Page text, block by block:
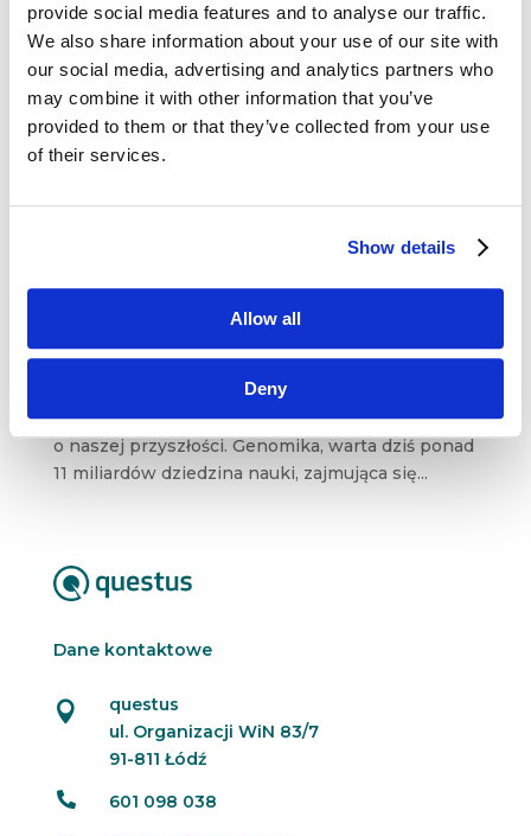
provide social media features and to analyse our traffic.
We also share information about your use of our site with
our social media, advertising and analytics partners who
may combine it with other information that you’ve
provided to them or that they’ve collected from your use
of their services.
Show details
Allow all
Deny
maj 9, 2017|Artykuły,Innowacje
zestaw genów wchodzących w skład
pojedynczego zestawu chromosomów.
Od strony praktycznej – źródło informacji
o naszej przyszłości. Genomika, warta dziś ponad
11 miliardów dziedzina nauki, zajmująca się...
Dane kontaktowe

questus
ul. Organizacji WiN 83/7
91-811 Łódź
 601 098 038